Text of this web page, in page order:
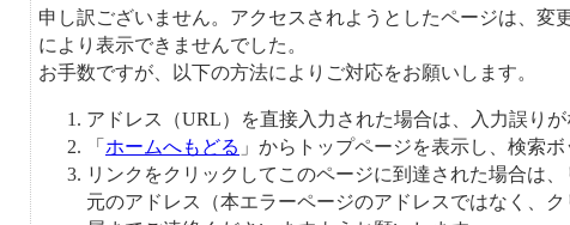
申し訳ございません。アクセスされようとしたページは、変
により表示できませんでした。
お手数ですが、以下の方法によりご対応をお願いします。
アドレス（URL）を直接入力された場合は、入力誤りが
「 ホームへもどる 」からトップページを表示し、検索
リンクをクリックしてこのページに到達された場合は
元のアドレス（本エラーページのアドレスではなく、